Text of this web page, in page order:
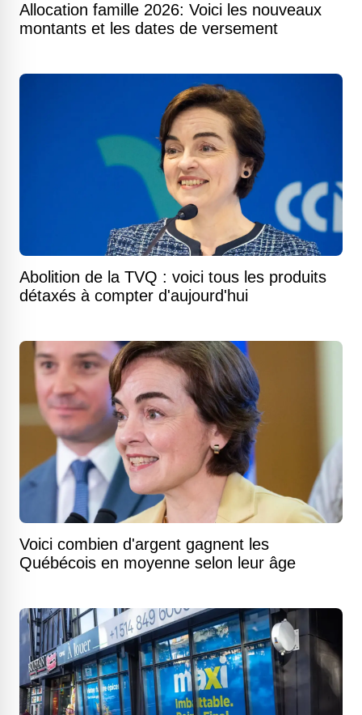
Allocation famille 2026: Voici les nouveaux
montants et les dates de versement
Abolition de la TVQ : voici tous les produits
détaxés à compter d'aujourd'hui
Voici combien d'argent gagnent les
Québécois en moyenne selon leur âge